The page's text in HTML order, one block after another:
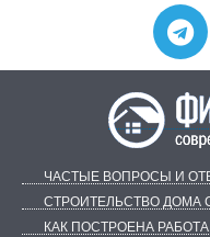
T
e
l
e
g
r
a
m
ЧАСТЫЕ ВОПРОСЫ И
СТРОИТЕЛЬСТВО ДОМА
КАК ПОСТРОЕНА РАБОТА